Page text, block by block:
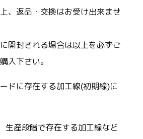
、返品・交換はお受け出来ませ
開封される場合は以上を必ずご
入下さい。
ドに存在する加工線(初期線)に
生産段階で存在する加工線など